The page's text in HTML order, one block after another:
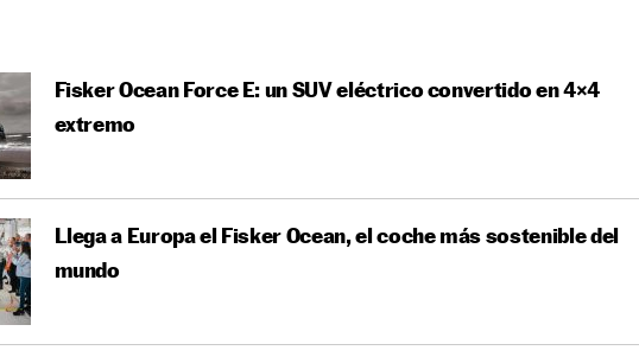
Fisker Ocean Force E: un SUV eléctrico convertido en 4×4
extremo
Llega a Europa el Fisker Ocean, el coche más sostenible del
mundo